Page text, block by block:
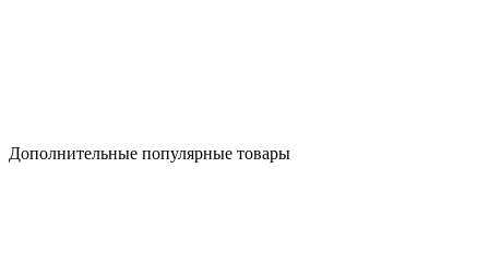
Дополнительные популярные товары